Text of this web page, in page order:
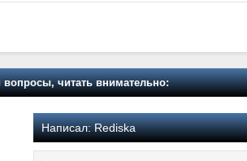
вопросы, читать внимательно:
Написал:Rediska